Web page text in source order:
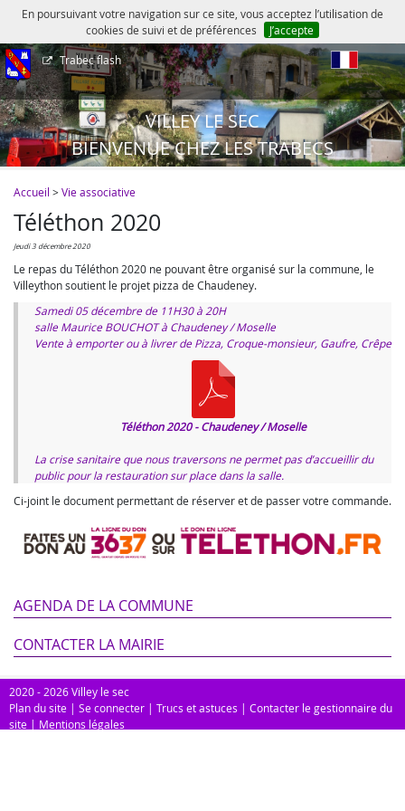
En poursuivant votre navigation sur ce site, vous acceptez l’utilisation de
cookies de suivi et de préférences
J’accepte
Trabec flash
VILLEY LE SEC
BIENVENUE CHEZ LES TRABECS
Accueil >Vie associative
Téléthon 2020
jeudi 3 décembre 2020
Le repas du Téléthon 2020 ne pouvant être organisé sur la commune, le
Villeython soutient le projet pizza de Chaudeney.
Samedi 05 décembre de 11H30 à 20H
salle Maurice BOUCHOT à Chaudeney / Moselle
Vente à emporter ou à livrer de Pizza, Croque-monsieur, Gaufre, Crêpe
Téléthon 2020 - Chaudeney / Moselle
La crise sanitaire que nous traversons ne permet pas d’accueillir du
public pour la restauration sur place dans la salle.
Ci-joint le document permettant de réserver et de passer votre commande.
AGENDA DE LA COMMUNE
CONTACTER LA MAIRIE
2020 - 2026 Villey le sec
Plan du site | Se connecter | Trucs et astuces | Contacter le gestionnaire du
site | Mentions légales